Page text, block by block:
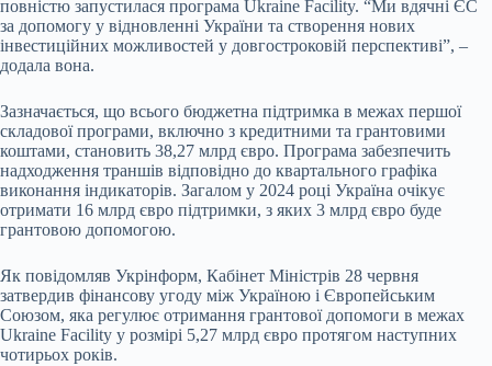
повністю запустилася програма Ukraine Facility. “Ми вдячні ЄС
за допомогу у відновленні України та створення нових
інвестиційних можливостей у довгостроковій перспективі”, –
додала вона.
Зазначається, що всього бюджетна підтримка в межах першої
складової програми, включно з кредитними та грантовими
коштами, становить 38,27 млрд євро. Програма забезпечить
надходження траншів відповідно до квартального графіка
виконання індикаторів. Загалом у 2024 році Україна очікує
отримати 16 млрд євро підтримки, з яких 3 млрд євро буде
грантовою допомогою.
Як повідомляв Укрінформ, Кабінет Міністрів 28 червня
затвердив фінансову угоду між Україною і Європейським
Союзом, яка регулює отримання грантової допомоги в межах
Ukraine Facility у розмірі 5,27 млрд євро протягом наступних
чотирьох років.